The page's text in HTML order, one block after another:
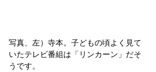
写真、左）寺本。子どもの頃よく見て
いたテレビ番組は「リンカーン」だそ
うです。